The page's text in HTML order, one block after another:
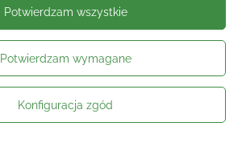
Moje zamówienie
Potwierdzam wymagane
Konfiguracja zgód
Potwierdzam wszystkie